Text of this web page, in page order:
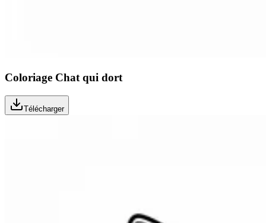
Coloriage Chat qui dort
Télécharger